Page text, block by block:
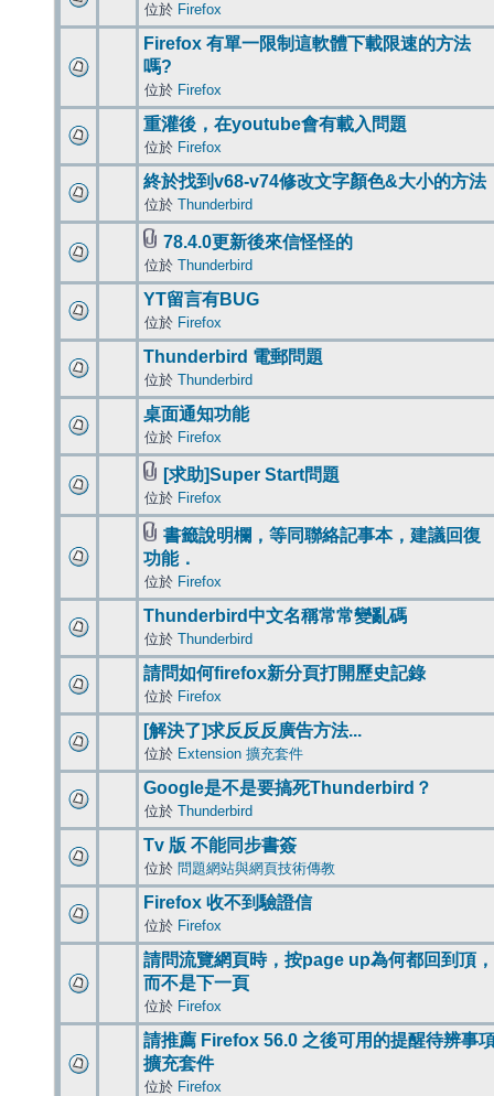
位於 Firefox
Firefox 有單一限制這軟體下載限速的方法
嗎?
位於 Firefox
重灌後，在youtube會有載入問題
位於 Firefox
終於找到v68-v74修改文字顏色&大小的方法
位於 Thunderbird
78.4.0更新後來信怪怪的
位於 Thunderbird
YT留言有BUG
位於 Firefox
Thunderbird 電郵問題
位於 Thunderbird
桌面通知功能
位於 Firefox
[求助]Super Start問題
位於 Firefox
書籤說明欄，等同聯絡記事本，建議回復
功能．
位於 Firefox
Thunderbird中文名稱常常變亂碼
位於 Thunderbird
請問如何firefox新分頁打開歷史記錄
位於 Firefox
[解決了]求反反反廣告方法...
位於 Extension 擴充套件
Google是不是要搞死Thunderbird？
位於 Thunderbird
Tv 版 不能同步書簽
位於 問題網站與網頁技術傳教
Firefox 收不到驗證信
位於 Firefox
請問流覽網頁時，按page up為何都回到頂，
而不是下一頁
位於 Firefox
請推薦 Firefox 56.0 之後可用的提醒待辨事
擴充套件
位於 Firefox